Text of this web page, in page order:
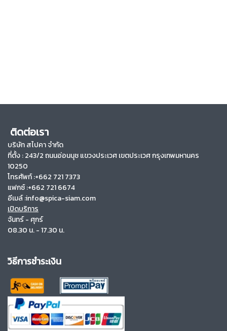
ติดต่อเรา
บริษัท สไปคา จำกัด
ที่ตั้ง :243/2 ถนนอ่อนนุช แขวงประเวศ เขตประเวศ กรุงเทพมหานคร
10250
โทรศัพท์ :+662 721 7373
แฟกซ์ :+662 721 6674
อีเมล์ :info@spica-siam.com
เปิดบริการ
จันทร์ - ศุกร์
08.30 น. - 17.30 น.
วิธีการชำระเงิน